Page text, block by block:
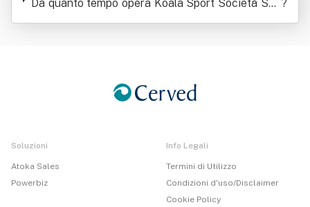
ultimi anni
Da quanto tempo opera Koala Sport Società Spo
rtiva Dilettantistica A Responsabilita' Limitata
?
Soluzioni
Atoka Sales
Powerbiz
Info Legali
Termini di Utilizzo
Condizioni d'uso/Disclaimer
Cookie Policy